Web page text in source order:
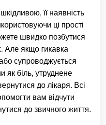
її наявність
ці прості
швидко позбутися
Але якщо гикавка
супроводжується
як біль, утруднене
до лікаря. Всі
вам відчути
до звичного життя.